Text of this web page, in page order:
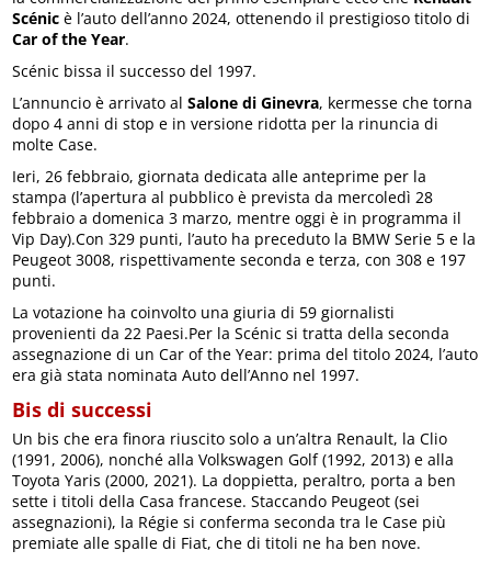
Scénicè l’auto dell’anno 2024, ottenendo il prestigioso titolo di
Car of the Year.
Scénic bissa il successo del 1997.
L’annuncio è arrivato alSalone di Ginevra, kermesse che torna
dopo 4 anni di stop e in versione ridotta per la rinuncia di
molte Case.
Ieri, 26 febbraio, giornata dedicata alle anteprime per la
stampa (l’apertura al pubblico è prevista da mercoledì 28
febbraio a domenica 3 marzo, mentre oggi è in programma il
Vip Day).Con 329 punti, l’auto ha preceduto la BMW Serie 5 e la
Peugeot 3008, rispettivamente seconda e terza, con 308 e 197
punti.
La votazione ha coinvolto una giuria di 59 giornalisti
provenienti da 22 Paesi.Per la Scénic si tratta della seconda
assegnazione di un Car of the Year: prima del titolo 2024, l’auto
era già stata nominata Auto dell’Anno nel 1997.
Bis di successi
Un bis che era finora riuscito solo a un’altra Renault, la Clio
(1991, 2006), nonché alla Volkswagen Golf (1992, 2013) e alla
Toyota Yaris (2000, 2021). La doppietta, peraltro, porta a ben
sette i titoli della Casa francese. Staccando Peugeot (sei
assegnazioni), la Régie si conferma seconda tra le Case più
premiate alle spalle di Fiat, che di titoli ne ha ben nove.